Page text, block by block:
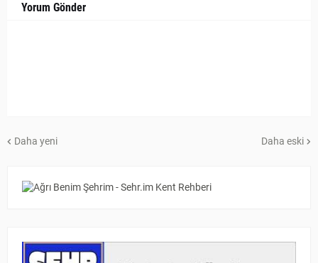
Yorum Gönder
Daha yeni Daha eski